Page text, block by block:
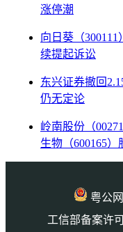
涨停潮
向日葵（
续提起诉讼
东兴证券撤回
仍无定论
岭南股份（
生物（600165
粤公
工信部备案许